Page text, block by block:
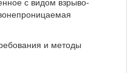
и методы